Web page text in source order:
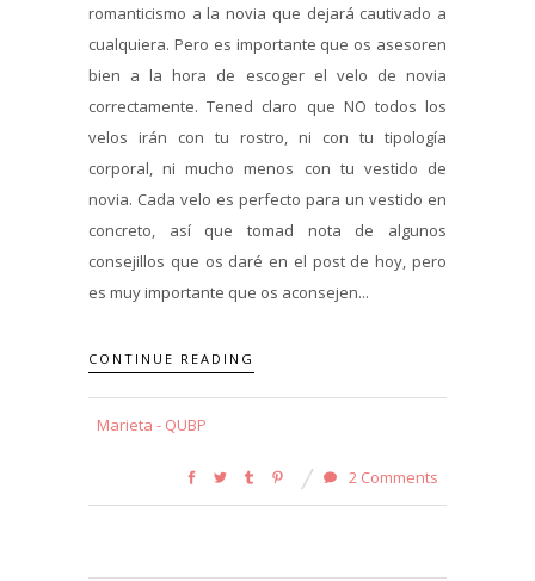
romanticismo a la novia que dejará cautivado a
cualquiera. Pero es importante que os asesoren
bien a la hora de escoger el velo de novia
correctamente. Tened claro que NO todos los
velos irán con tu rostro, ni con tu tipología
corporal, ni mucho menos con tu vestido de
novia. Cada velo es perfecto para un vestido en
concreto, así que tomad nota de algunos
consejillos que os daré en el post de hoy, pero
es muy importante que os aconsejen...
CONTINUE READING
Marieta - QUBP
2 Comments